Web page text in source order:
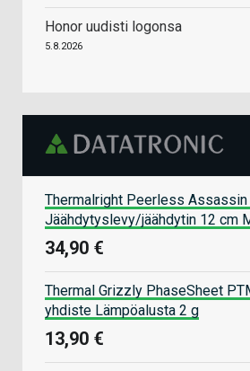
Honor uudisti logonsa
5.8.2026
Thermalright Peerless Assassin
Jäähdytyslevy/jäähdytin 12 cm
34,90 €
Thermal Grizzly PhaseSheet
yhdiste Lämpöalusta 2 g
13,90 €